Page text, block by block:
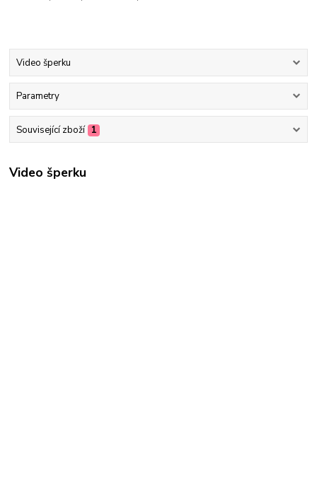
Video šperku
Parametry
Související zboží 1
Video šperku